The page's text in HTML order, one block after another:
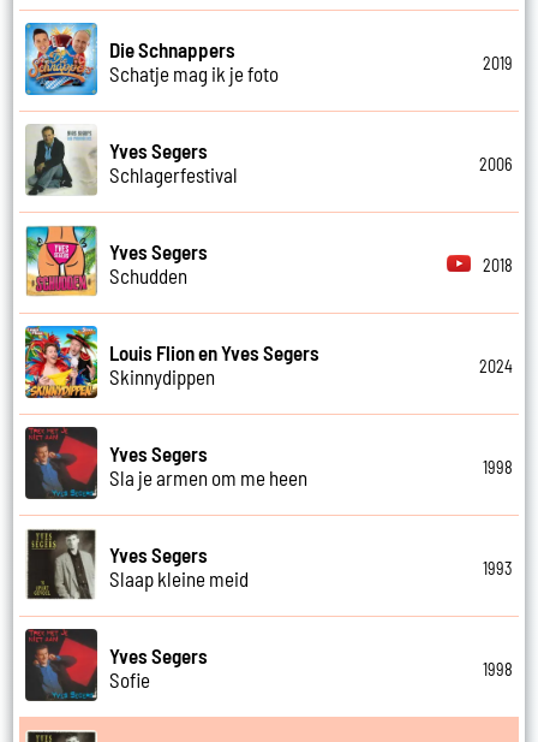
Die Schnappers
Schatje mag ik je foto
2019
Yves Segers
Schlagerfestival
2006
Yves Segers
Schudden
2018
Louis Flion en Yves Segers
Skinnydippen
2024
Yves Segers
Sla je armen om me heen
1998
Yves Segers
Slaap kleine meid
1993
Yves Segers
Sofie
1998